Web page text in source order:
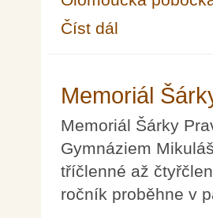
Číst dál
Memoriál
Memoriál Šárky
Gymnáziem
tříčlenné až
ročník proběhne v